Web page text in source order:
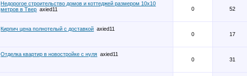
Недорогое строительство домов и коттеджей размером 10х10
метров в Твер axied11 0 52
Кирпич цена полнотелый с доставкой axied11
0
17
Отделка квартир в новостройке с нуля axied11
0
31